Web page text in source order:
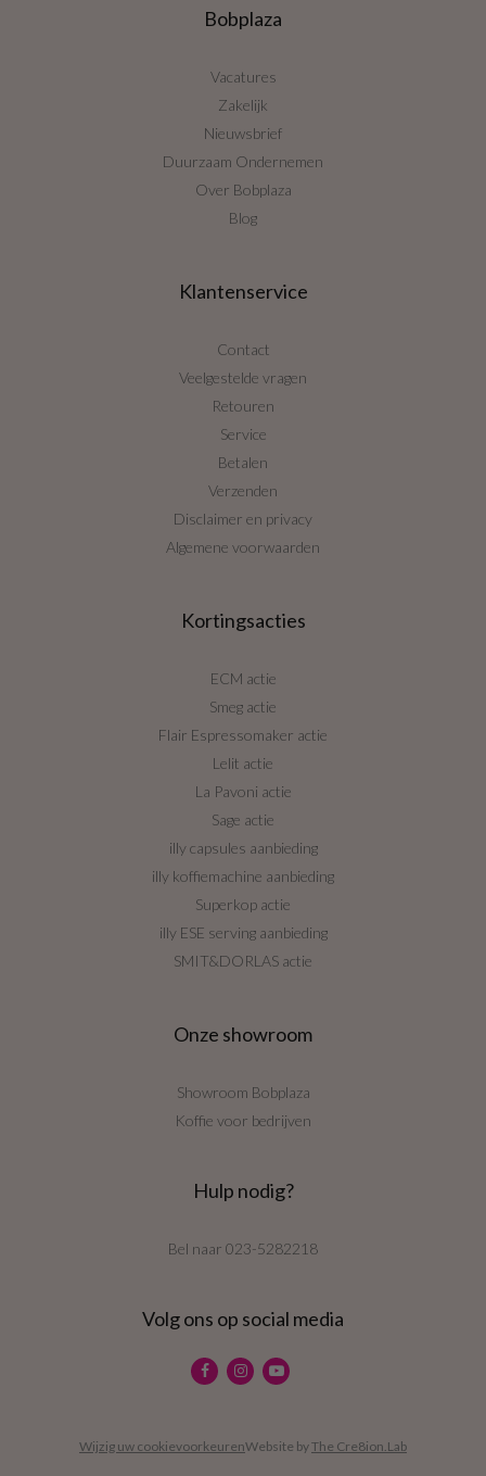
Bobplaza
Vacatures
Zakelijk
Nieuwsbrief
Duurzaam Ondernemen
Over Bobplaza
Blog
Klantenservice
Contact
Veelgestelde vragen
Retouren
Service
Betalen
Verzenden
Disclaimer en privacy
Algemene voorwaarden
Kortingsacties
ECM actie
Smeg actie
Flair Espressomaker actie
Lelit actie
La Pavoni actie
Sage actie
illy capsules aanbieding
illy koffiemachine aanbieding
Superkop actie
illy ESE serving aanbieding
SMIT&DORLAS actie
Onze showroom
Showroom Bobplaza
Koffie voor bedrijven
Hulp nodig?
Bel naar 023-5282218
Volg ons op social media
Wijzig uw cookievoorkeurenWebsite byThe Cre8ion.Lab